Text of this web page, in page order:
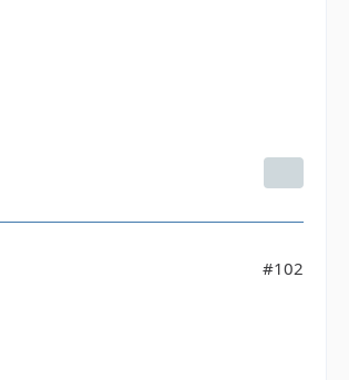
#102